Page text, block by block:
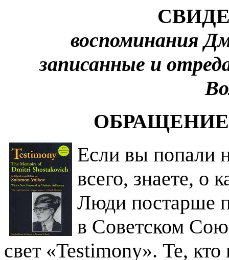
воспоминания
записанные и
Если вы попали
всего, знаете, о
Люди постарше
в Советском
свет «Testimony». Те,